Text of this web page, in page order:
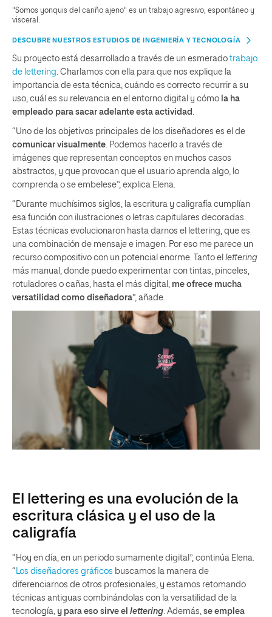
"Somos yonquis del cariño ajeno" es un trabajo agresivo, espontáneo y
visceral.
DESCUBRE NUESTROS ESTUDIOS DE INGENIERÍA Y TECNOLOGÍA
Su proyecto está desarrollado a través de un esmerado trabajo
de lettering . Charlamos con ella para que nos explique la
importancia de esta técnica, cuándo es correcto recurrir a su
uso, cuál es su relevancia en el entorno digital y cómo la ha
empleado para sacar adelante esta actividad
“Uno de los objetivos principales de los diseñadores es el de
comunicar visualmente . Podemos hacerlo a través de
imágenes que representan conceptos en muchos casos
abstractos, y que provocan que el usuario aprenda algo, lo
comprenda o se embelese”, explica Elena.
“Durante muchísimos siglos, la escritura y caligrafía cumplían
esa función con ilustraciones o letras capitulares decoradas.
Estas técnicas evolucionaron hasta darnos el lettering, que es
una combinación de mensaje e imagen. Por eso me parece un
recurso compositivo con un potencial enorme. Tanto el lettering
más manual, donde puedo experimentar con tintas, pinceles,
rotuladores o cañas, hasta el más digital, me ofrece mucha
versatilidad como diseñadora”, añade.
El lettering es una evolución de la
escritura clásica y el uso de la
caligrafía
“Hoy en día, en un periodo sumamente digital”, continúa Elena.
“ Los diseñadores gráficos buscamos la manera de
diferenciarnos de otros profesionales, y estamos retomando
técnicas antiguas combinándolas con la versatilidad de la
tecnología, y para eso sirve el lettering. Además, se emplea